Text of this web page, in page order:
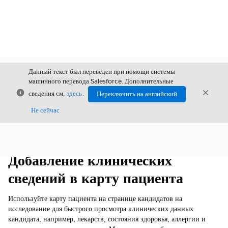
Закрыть
Данный текст был переведен при помощи системы
машинного перевода Salesforce. Дополнительные
сведения см. здесь.
Переключить на английский
Не сейчас
Добавление клинических
сведений в карту пациента
Используйте карту пациента на странице кандидатов на
исследование для быстрого просмотра клинических данных
кандидата, например, лекарств, состояния здоровья, аллергии и